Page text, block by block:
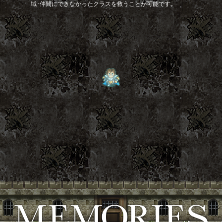
域･仲間にできなかったクラスを救うことが可能です｡